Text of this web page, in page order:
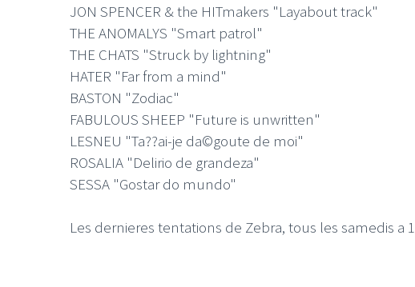
JON SPENCER & the HITmakers "Layabout track"
THE ANOMALYS "Smart patrol"
THE CHATS "Struck by lightning"
HATER "Far from a mind"
BASTON "Zodiac"
FABULOUS SHEEP "Future is unwritten"
LESNEU "Ta??ai-je da©goute de moi"
ROSALIA "Delirio de grandeza"
SESSA "Gostar do mundo"
Les dernieres tentations de Zebra, tous les samedis a